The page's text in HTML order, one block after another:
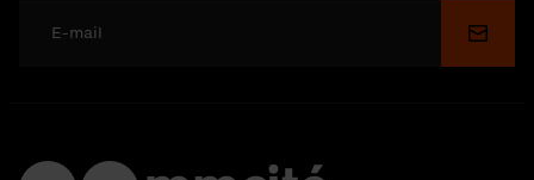
Enviar